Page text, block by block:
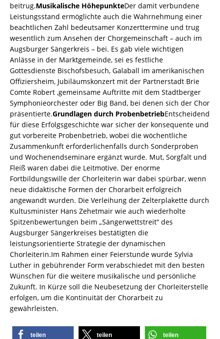
beitrug.Musikalische HöhepunkteDer damit verbundene
Leistungsstand ermöglichte auch die Wahrnehmung einer
beachtlichen Zahl bedeutsamer Konzerttermine und trug
wesentlich zum Ansehen der Chorgemeinschaft – auch im
Augsburger Sängerkreis – bei. Es gab viele wichtigen
Anlässe in der Marktgemeinde, sei es festliche
Gottesdienste Bischofsbesuch, Galaball im amerikanischen
Offiziersheim, Jubiläumskonzert mit der Partnerstadt Brie
Comte Robert ,gemeinsame Auftritte mit dem Stadtberger
Symphonieorchester oder Big Band, bei denen sich der Chor
präsentierte.Grundlagen durch ProbenbetriebEntscheidend
für diese Erfolgsgeschichte war sicher der konsequente und
gut vorbereite Probenbetrieb, wobei die wöchentliche
Zusammenkunft erforderlichenfalls durch Sonderproben
und Wochenendseminare ergänzt wurde. Mut, Sorgfalt und
Fleiß waren dabei die Leitmotive. Der enorme
Fortbildungswille der Chorleiterin war dabei spürbar, wenn
neue didaktische Formen der Chorarbeit erfolgreich
angewandt wurden. Die Verleihung der Zelterplakette durch
Kultusminister Hans Zehetmair wie auch wiederholte
Spitzenbewertungen beim „Sängerwettstreit“ des
Augsburger Sängerkreises bestätigten die
leistungsorientierte Strategie der dynamischen
Chorleiterin.Im Rahmen einer Feierstunde wurde Sylvia
Luther in gebührender Form verabschiedet mit den besten
Wünschen für die weitere musikalische und persönliche
Zukunft. In Kürze soll die Neubesetzung der Chorleiterstelle
erfolgen, um die Kontinuität der Chorarbeit zu
gewährleisten.
teilen teilen teilen